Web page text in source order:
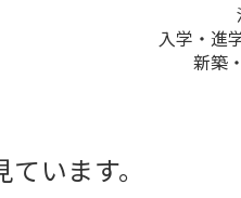
入学・進
新築
います。